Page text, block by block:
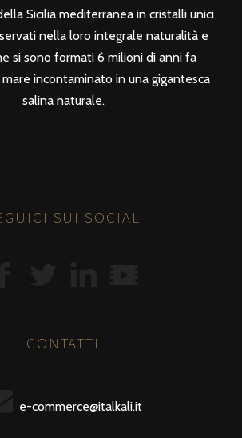
Sicilia mediterranea in cristalli unici
nella loro integrale naturalità e
si sono formati 6 milioni di anni fa
mare incontaminato in una gigantesca
salina naturale.
SUI SOCIAL
CONTATTI
e-commerce@italkali.it